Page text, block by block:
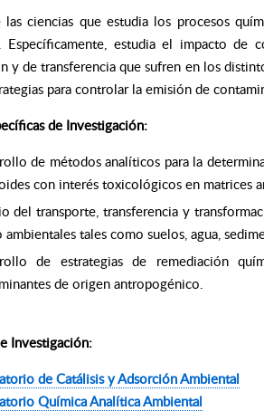
las ciencias que estudia los procesos
Específicamente, estudia el impacto de
y de transferencia que sufren en los
para controlar la emisión de
de Investigación:
de métodos analíticos para la
con interés toxicológicos en matrices
del transporte, transferencia y
ambientales tales como suelos, agua,
de estrategias de remediación
de origen antropogénico.
Investigación:
de Catálisis y Adsorción Ambiental
Química Analítica Ambiental